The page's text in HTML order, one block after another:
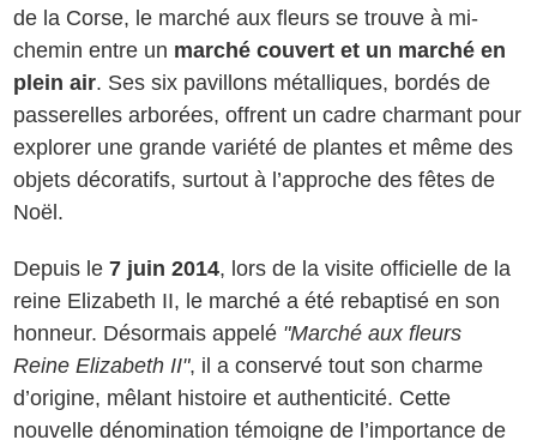
de la Corse, le marché aux fleurs se trouve à mi-
chemin entre un marché couvert et un marché en
plein air. Ses six pavillons métalliques, bordés de
passerelles arborées, offrent un cadre charmant pour
explorer une grande variété de plantes et même des
objets décoratifs, surtout à l’approche des fêtes de
Noël.
Depuis le7 juin 2014, lors de la visite officielle de la
reine Elizabeth II, le marché a été rebaptisé en son
honneur. Désormais appelé "Marché aux fleurs
Reine Elizabeth II", il a conservé tout son charme
d’origine, mêlant histoire et authenticité. Cette
nouvelle dénomination témoigne de l’importance de